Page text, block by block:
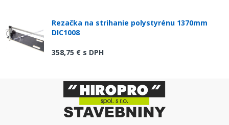
Rezačka na strihanie polystyrénu 1370mm
DIC1008
358,75 € s DPH